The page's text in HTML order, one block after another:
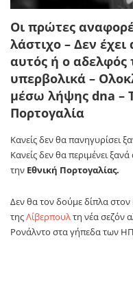
Οι πρώτες
λάστιχο – Δεν
αυτός ή ο αδελφός
υπερβολικά –
μέσω λήψης dna –
Πορτογαλία
Κανείς δεν θα πανηγυρίσει
Κανείς δεν θα περιμένει
την Εθνική Πορτογαλίας.
Δεν θα τον δούμε δίπλα
τηςΛίβερπουλτη νέα σεζόν
Ρονάλντο στα γήπεδα των